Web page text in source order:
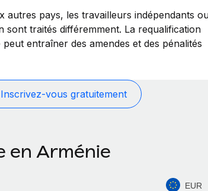
autres pays, les travailleurs indépendants
sont traités différemment. La requalification
entraîner des amendes et des pénalités
Inscrivez-vous gratuitement
en Arménie
EUR